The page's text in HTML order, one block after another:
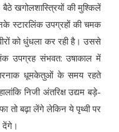
खगोलशास्त्रियों की मुश्किलें
स्टारलिंक उपग्रहों की चमक
को धुंधला कर रही है। उससे
उपग्रह संभवत: उषाकाल में
धूमकेतुओं के समय रहते
निजी अंतरिक्ष उद्यम बड़े-
तो बढ़ा लेंगे लेकिन ये पृथ्वी पर
देंगे।